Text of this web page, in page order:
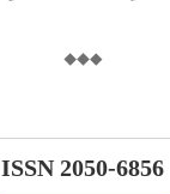
ISSN 2050-6856